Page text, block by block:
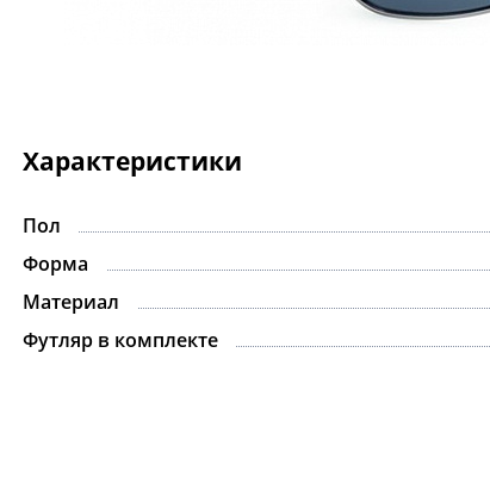
Характеристики
Пол
Форма
Материал
Футляр в комплекте